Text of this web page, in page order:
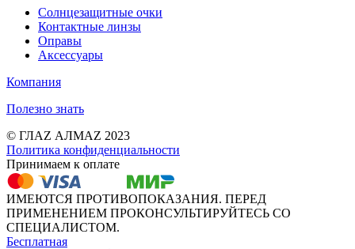
Солнцезащитные очки
Контактные линзы
Оправы
Аксессуары
Компания
Полезно знать
© ГЛАZ АЛМАZ 2023
Политика конфиденциальности
Принимаем к оплате
ИМЕЮТСЯ ПРОТИВОПОКАЗАНИЯ. ПЕРЕД
ПРИМЕНЕНИЕМ ПРОКОНСУЛЬТИРУЙТЕСЬ СО
СПЕЦИАЛИСТОМ.
Бесплатная